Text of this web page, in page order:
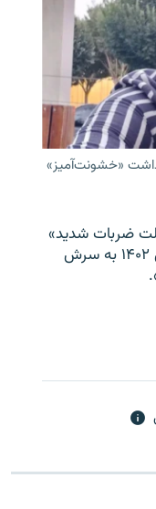
«خشونت‌آمیز»
ضربات شدید»
که مأموران در هنگام بازداشت او در سال ۱۴۰۲ به سرش